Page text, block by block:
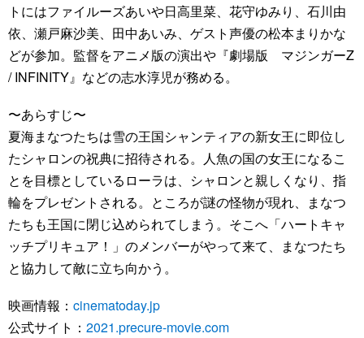
トにはファイルーズあいや日高里菜、花守ゆみり、石川由
依、瀬戸麻沙美、田中あいみ、ゲスト声優の松本まりかな
どが参加。監督をアニメ版の演出や『劇場版 マジンガーZ
/ INFINITY』などの志水淳児が務める。
〜あらすじ〜
夏海まなつたちは雪の王国シャンティアの新女王に即位し
たシャロンの祝典に招待される。人魚の国の女王になるこ
とを目標としているローラは、シャロンと親しくなり、指
輪をプレゼントされる。ところが謎の怪物が現れ、まなつ
たちも王国に閉じ込められてしまう。そこへ「ハートキャ
ッチプリキュア！」のメンバーがやって来て、まなつたち
と協力して敵に立ち向かう。
映画情報： cinematoday.jp
公式サイト： 2021.precure-movie.com